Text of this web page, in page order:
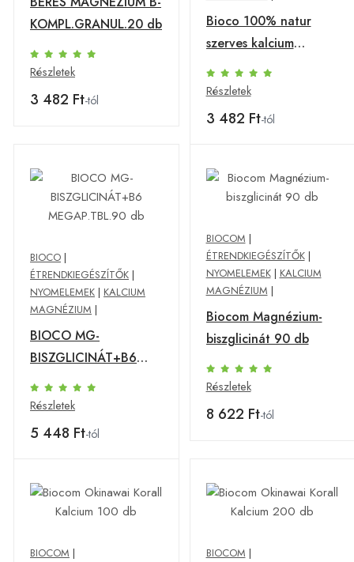
KOMPL.GRANUL.20 db
Részletek
3 482 Ft-tól
Bioco 100% natur
szerves kalcium
tasakos por 200 g
Részletek
3 482 Ft-tól
BIOCO |
ÉTRENDKIEGÉSZÍTŐK |
NYOMELEMEK | KALCIUM
MAGNÉZIUM |
BIOCO MG-
BISZGLICINÁT+B6
MEGAP.TBL.90 db
Részletek
5 448 Ft-tól
BIOCOM |
ÉTRENDKIEGÉSZÍTŐK|
NYOMELEMEK| KALCIUM
MAGNÉZIUM |
Biocom Magnézium-
biszglicinát 90 db
Részletek
8 622 Ft-tól
BIOCOM |
BIOCOM |